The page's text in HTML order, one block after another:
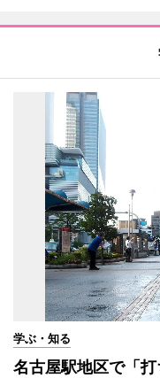
学ぶ・知る
名古屋駅地区で「